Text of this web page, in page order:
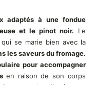
adaptés à une fondue
et le pinot noir. Le
se marie bien avec la
les saveurs du fromage.
pour accompagner
en raison de son corps